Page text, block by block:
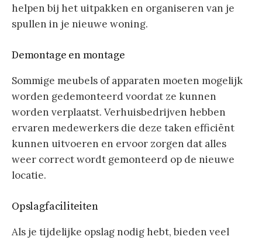
helpen bij het uitpakken en organiseren van je
spullen in je nieuwe woning.
Demontage en montage
Sommige meubels of apparaten moeten mogelijk
worden gedemonteerd voordat ze kunnen
worden verplaatst. Verhuisbedrijven hebben
ervaren medewerkers die deze taken efficiënt
kunnen uitvoeren en ervoor zorgen dat alles
weer correct wordt gemonteerd op de nieuwe
locatie.
Opslagfaciliteiten
Als je tijdelijke opslag nodig hebt, bieden veel